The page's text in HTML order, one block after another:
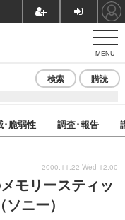
MENU
検索 購読
･脆弱性 調査･報告
モリースティッ
ニー）
2000.11.22 Wed 12:00